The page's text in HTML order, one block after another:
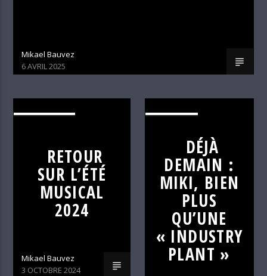
Mikael Bauvez
6 AVRIL 2025
RETOUR
SUR L’ÉTÉ
MUSICAL
2024
Mikael Bauvez
3 OCTOBRE 2024
DÉJÀ
DEMAIN :
MIKI, BIEN
PLUS
QU’UNE
« INDUSTRY
PLANT »